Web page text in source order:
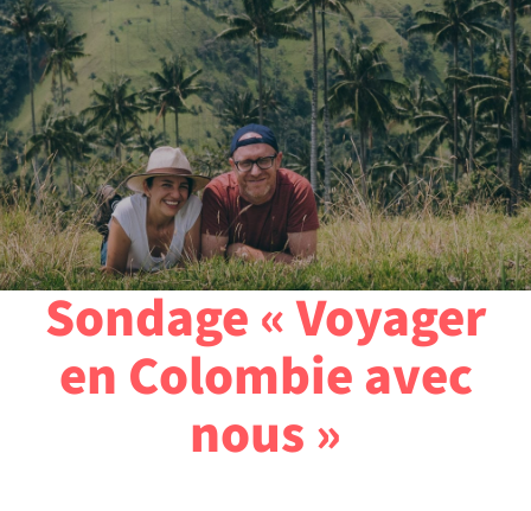
Sondage « Voyager
en Colombie avec
nous »